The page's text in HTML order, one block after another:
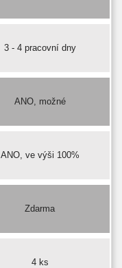
3 - 4 pracovní dny
ANO, možné
ANO, ve výši 100%
Zdarma
4 ks